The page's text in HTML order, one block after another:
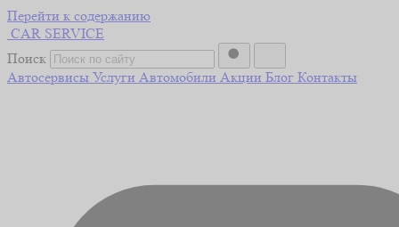
Перейти к содержанию
CAR SERVICE
Поиск
Автосервисы Услуги Автомобили Акции Блог Контакты